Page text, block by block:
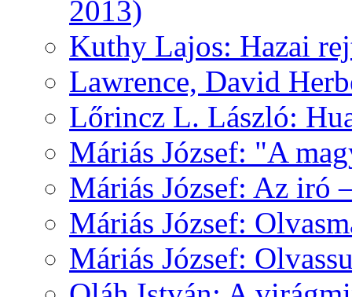
2013)
Kuthy Lajos: Hazai
Lawrence, David
Lőrincz L. László:
Máriás József: "A
Máriás József: Az iró
Máriás József:
Máriás József: